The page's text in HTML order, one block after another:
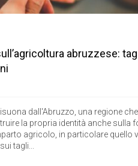
abruzzese:
dall'Abruzzo, una regione
la propria identità anche sulla
agricolo, in particolare quello
tagli...